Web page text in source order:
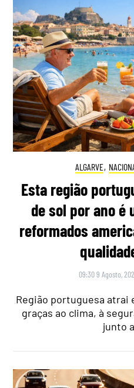
ALGARVE,
Esta região
de sol por ano é
reformados
09:30 9 Agosto,
Região portuguesa
graças ao clima, à
junto